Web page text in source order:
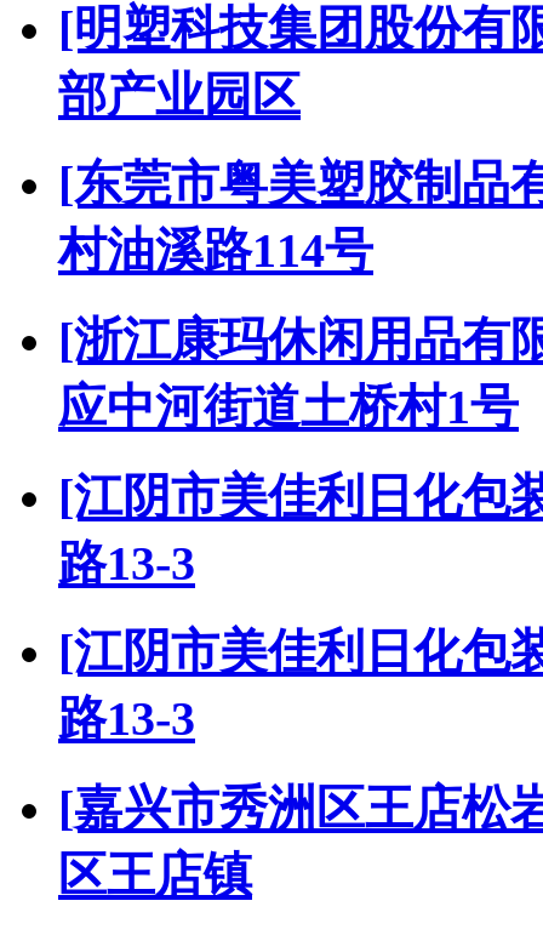
[明塑科技集团股份有
部产业园区
[东莞市粤美塑胶制品
村油溪路114号
[浙江康玛休闲用品有
应中河街道土桥村1号
[江阴市美佳利日化包
路13-3
[江阴市美佳利日化包
路13-3
[嘉兴市秀洲区王店松
区王店镇